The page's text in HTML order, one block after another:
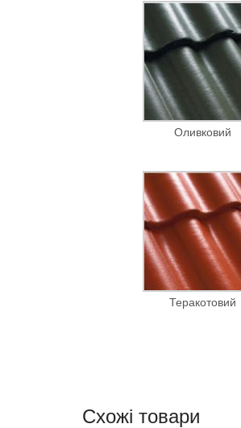
Оливковий
Теракотовий
Схожі товари